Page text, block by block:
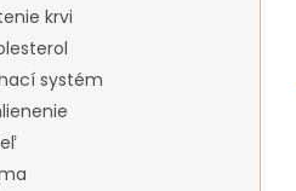
krvi
systém